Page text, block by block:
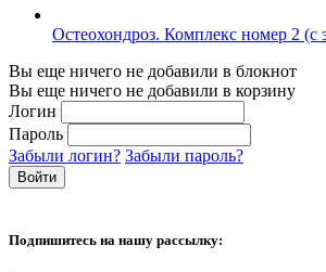
Остеохондроз. Комплекс номер 2 (с
Вы еще ничего не добавили в блокнот
Вы еще ничего не добавили в корзину
Логин
Пароль
Забыли логин? Забыли пароль?
Подпишитесь на нашу рассылку: